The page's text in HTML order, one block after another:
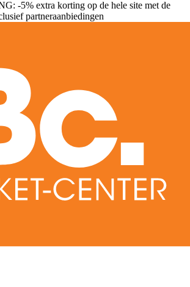
-5% extra korting op de hele site met de
partneraanbiedingen